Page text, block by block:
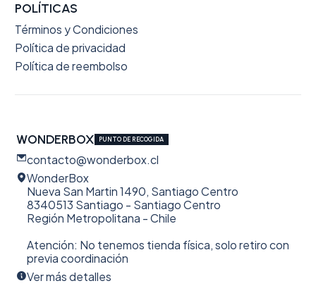
POLÍTICAS
Términos y Condiciones
Política de privacidad
Política de reembolso
WONDERBOX PUNTO DE RECOGIDA
contacto@wonderbox.cl
WonderBox
Nueva San Martin 1490, Santiago Centro
8340513 Santiago - Santiago Centro
Región Metropolitana - Chile
Atención: No tenemos tienda física, solo retiro con
previa coordinación
Ver más detalles